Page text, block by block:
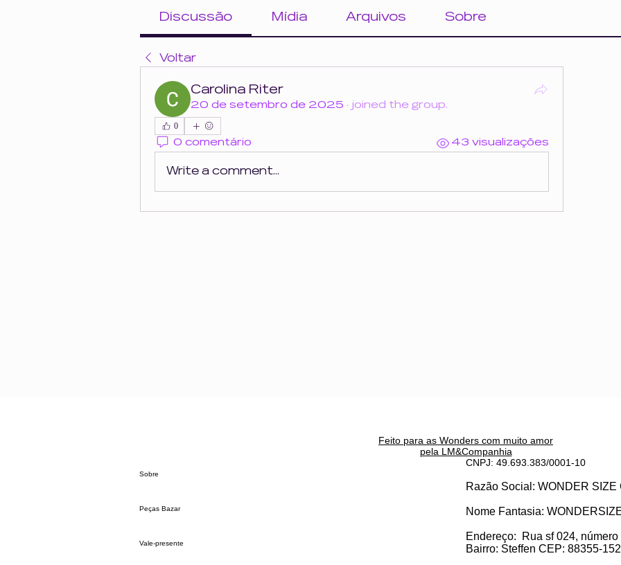
Discussão Mídia Arquivos Sobre
Voltar
Carolina Riter
20 de setembro de 2025 · joined the group.
0
0 comentário 43 visualizações
Write a comment...
Feito para as Wonders com muito amor
pela LM&Companhia
Sobre
Peças Bazar
Vale-presente
CNPJ: 49.693.383/0001-10
Razão Social: WONDER
Nome Fantasia:
Endereço:
Rua sf 024, número
Bairro: Steffen CEP: 88355-